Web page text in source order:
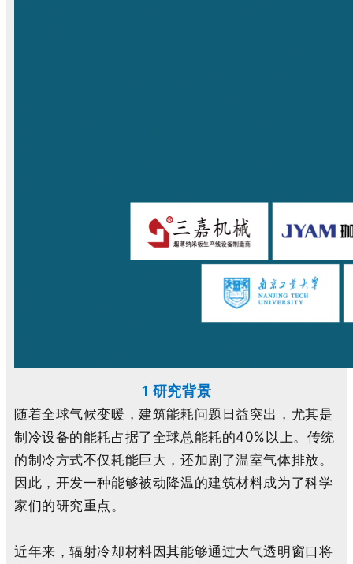
1 研究背景
随着全球气候变暖，建筑能耗问题日益突出，尤其是
制冷设备的能耗占据了全球总能耗的40%以上。传统
的制冷方式不仅耗能巨大，还加剧了温室气体排放。
因此，开发一种能够被动降温的建筑材料成为了科学
家们的研究重点。
近年来，辐射冷却材料因其能够通过大气透明窗口将